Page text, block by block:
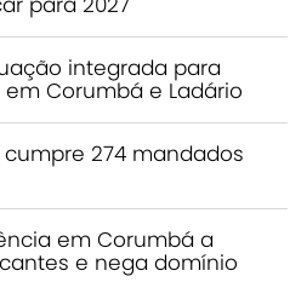
integrada para
Corumbá e Ladário
274 mandados
em Corumbá a
e nega domínio